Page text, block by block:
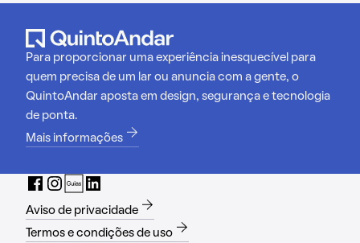
Para proporcionar uma experiência inesquecível para
quem precisa de um lar ou anuncia com a gente, o
QuintoAndar aposta em design, segurança e tecnologia
de ponta.
Mais informações
Aviso de privacidade
Termos e condições de uso